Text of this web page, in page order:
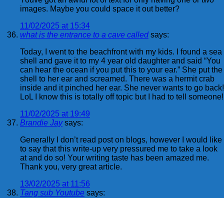
images. Maybe you could space it out better?
11/02/2025 at 15:34
what is the entrance to a cave called says:
Today, I went to the beachfront with my kids. I found a sea
shell and gave it to my 4 year old daughter and said “You
can hear the ocean if you put this to your ear.” She put the
shell to her ear and screamed. There was a hermit crab
inside and it pinched her ear. She never wants to go back!
LoL I know this is totally off topic but I had to tell someone!
11/02/2025 at 19:49
Brandie Jay says:
Generally I don’t read post on blogs, however I would like
to say that this write-up very pressured me to take a look
at and do so! Your writing taste has been amazed me.
Thank you, very great article.
13/02/2025 at 11:56
Tang sub Youtube says: